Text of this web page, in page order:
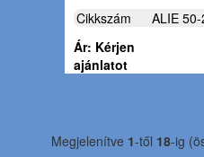
Cikkszám
ALIE
Ár: Kérjen
ajánlatot
Megjelenítve 1-től 18-ig